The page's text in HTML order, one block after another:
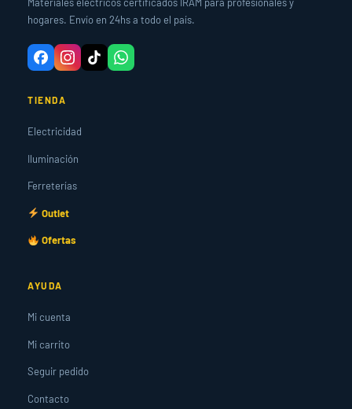
hogares. Envío en 24hs a todo el país.
TIENDA
Electricidad
Iluminación
Ferreterías
Outlet
Ofertas
AYUDA
Mi cuenta
Mi carrito
Seguir pedido
Contacto